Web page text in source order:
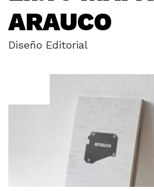
ARAUCO
Diseño Editorial